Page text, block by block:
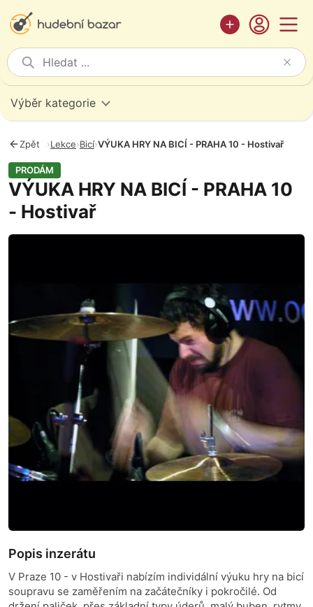
Výběr kategorie
Zpět ›Lekce›Bicí›VÝUKA HRY NA BICÍ - PRAHA 10 - Hostivař
PRODÁM
VÝUKA HRY NA BICÍ - PRAHA 10
- Hostivař
Fotografie
Popis inzerátu
V Praze 10 - v Hostivaři nabízím individální výuku hry na bicí
soupravu se zaměřením na začátečníky i pokročilé. Od